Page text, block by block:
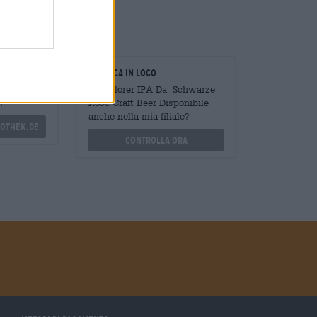
Verifica in loco
È Explorer IPA Da Schwarze
Rose Craft Beer Disponibile
anche nella mia filiale?
Controlla ora